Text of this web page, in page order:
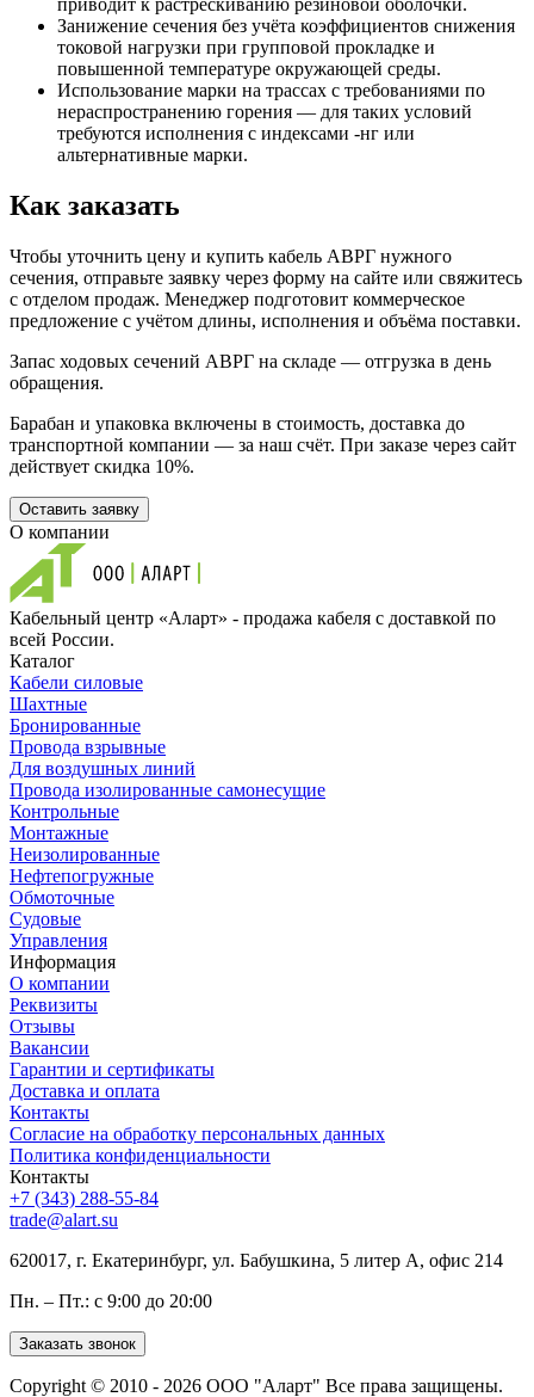
Занижение сечения без учёта коэффициентов снижения
токовой нагрузки при групповой прокладке и
повышенной температуре окружающей среды.
Использование марки на трассах с требованиями по
нераспространению горения — для таких условий
требуются исполнения с индексами -нг или
альтернативные марки.
Как заказать
Чтобы уточнить цену и купить кабель АВРГ нужного
сечения, отправьте заявку через форму на сайте или свяжитесь
с отделом продаж. Менеджер подготовит коммерческое
предложение с учётом длины, исполнения и объёма поставки.
Запас ходовых сечений АВРГ на складе — отгрузка в день
обращения.
Барабан и упаковка включены в стоимость, доставка до
транспортной компании — за наш счёт. При заказе через сайт
действует скидка 10%.
Оставить заявку
О компании
Кабельный центр «Аларт» - продажа кабеля с доставкой по
всей России.
Каталог
Кабели силовые
Шахтные
Бронированные
Провода взрывные
Для воздушных линий
Провода изолированные самонесущие
Контрольные
Монтажные
Неизолированные
Нефтепогружные
Обмоточные
Судовые
Управления
Информация
О компании
Реквизиты
Отзывы
Вакансии
Гарантии и сертификаты
Доставка и оплата
Контакты
Согласие на обработку персональных данных
Политика конфиденциальности
Контакты
+7 (343) 288-55-84
trade@alart.su
620017, г. Екатеринбург, ул. Бабушкина, 5 литер А, офис 214
Пн. – Пт.: с 9:00 до 20:00
Заказать звонок
Copyright © 2010 - 2026 ООО "Аларт" Все права защищены.